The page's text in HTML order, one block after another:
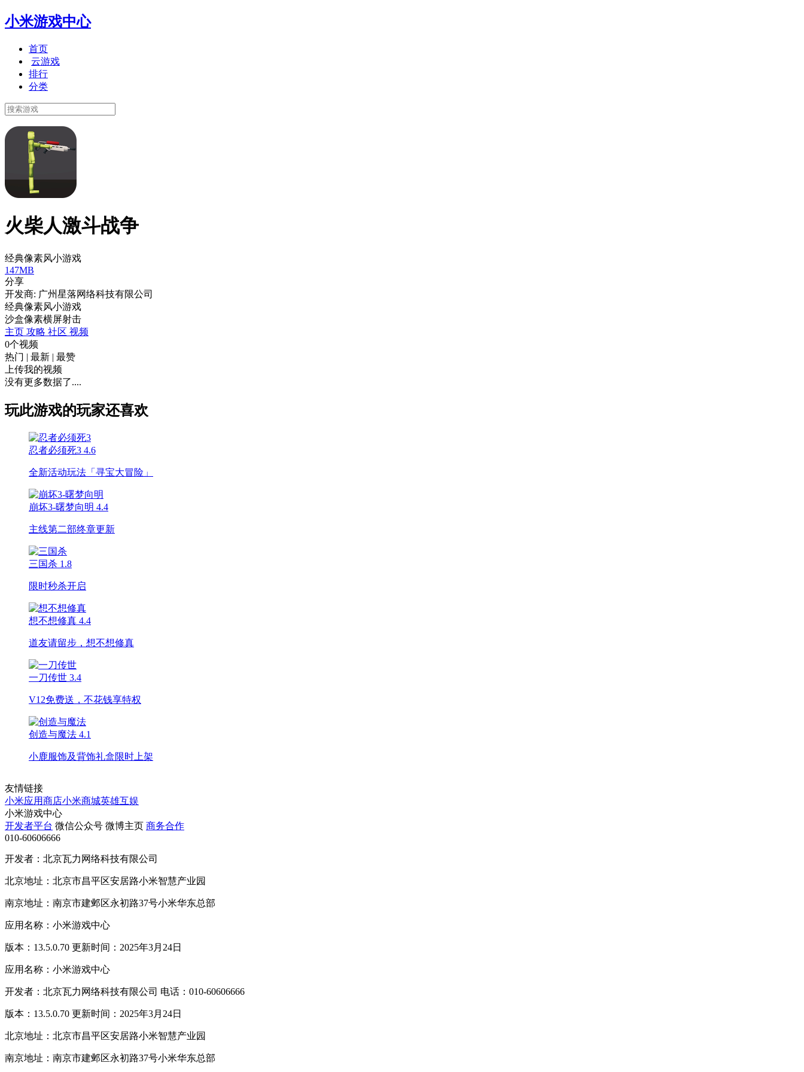
小米游戏中心
首页
云游戏
排行
分类
火柴人激斗战争
经典像素风小游戏
147MB
分享
开发商: 广州星落网络科技有限公司
经典像素风小游戏
沙盒像素横屏射击
主页 攻略 社区 视频
0个视频
热门 | 最新 | 最赞
上传我的视频
没有更多数据了....
玩此游戏的玩家还喜欢
忍者必须死3 4.6
全新活动玩法「寻宝大冒险」
崩坏3-曙梦向明 4.4
主线第二部终章更新
三国杀 1.8
限时秒杀开启
想不想修真 4.4
道友请留步，想不想修真
一刀传世 3.4
V12免费送，不花钱享特权
创造与魔法 4.1
小鹿服饰及背饰礼盒限时上架
友情链接
小米应用商店小米商城英雄互娱
小米游戏中心
开发者平台 微信公众号 微博主页 商务合作
010-60606666
开发者：北京瓦力网络科技有限公司
北京地址：北京市昌平区安居路小米智慧产业园
南京地址：南京市建邺区永初路37号小米华东总部
应用名称：小米游戏中心
版本：13.5.0.70 更新时间：2025年3月24日
应用名称：小米游戏中心
开发者：北京瓦力网络科技有限公司 电话：010-60606666
版本：13.5.0.70 更新时间：2025年3月24日
北京地址：北京市昌平区安居路小米智慧产业园
南京地址：南京市建邺区永初路37号小米华东总部